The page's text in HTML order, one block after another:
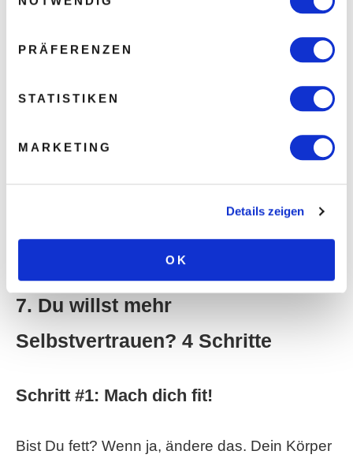
PRÄFERENZEN
STATISTIKEN
MARKETING
Details zeigen
OK
mehr. Klicke auf den roten YouTube-
Jetzt abonnieren!
7. Du willst mehr
Selbstvertrauen? 4 Schritte
Schritt #1: Mach dich fit!
Bist Du fett? Wenn ja, ändere das. Dein Körper